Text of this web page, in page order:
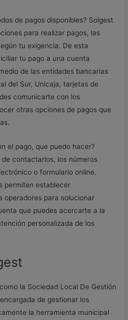
de pagos disponibles? Solgest
para realizar pagos, las
tu exigencia. De esta
tu pago a una cuenta
de las entidades bancarias
del Sur, Unicaja, tarjetas de
comunicarte con los
otras opciones de pagos que
el pago, que puedo hacer?
contactarlos, los números
o formulario online.
permiten establecer
operadores para solucionar
que puedes acercarte a la
personalizada de los
la Sociedad Local De Gestión
de gestionar los
la herramienta municipal